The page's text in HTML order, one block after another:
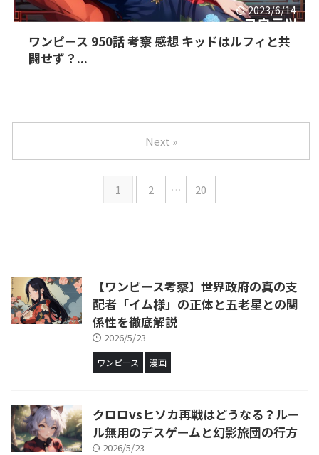
2023/6/14
ワンピース 950話 考察 感想 キッドはルフィと共
闘せず？...
1 2 … 20
Next »
【ワンピース考察】世界政府の真の支
配者「イム様」の正体と五老星との関
係性を徹底解説
2026/5/23
ワンピース 漫画
クロロvsヒソカ再戦はどうなる？ルー
ル無用のデスゲームと幻影旅団の行方
2026/5/23